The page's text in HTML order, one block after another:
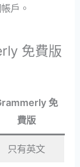
戶。
免費版
免
費版
只有英文